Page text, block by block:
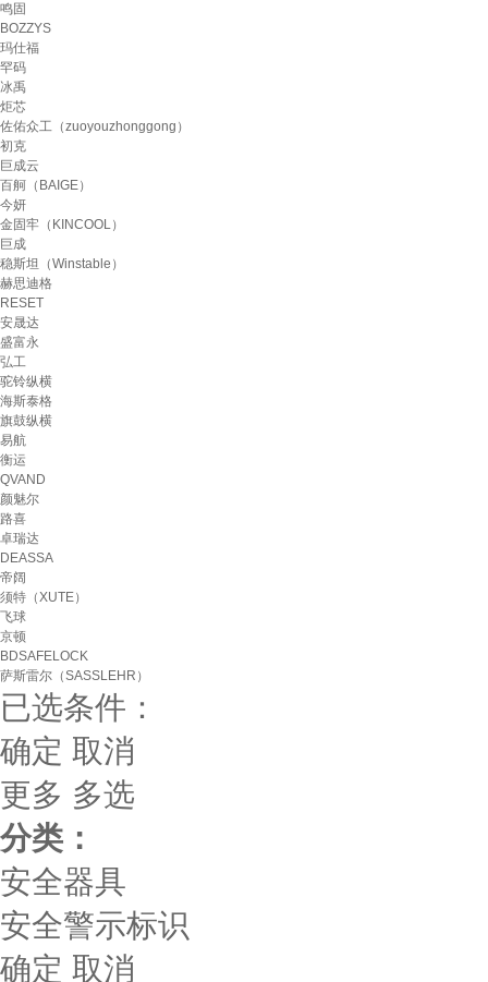
鸣固
BOZZYS
玛仕福
罕码
冰禹
炬芯
佐佑众工（zuoyouzhonggong）
初克
巨成云
百舸（BAIGE）
今妍
金固牢（KINCOOL）
巨成
稳斯坦（Winstable）
赫思迪格
RESET
安晟达
盛富永
弘工
驼铃纵横
海斯泰格
旗鼓纵横
易航
衡运
QVAND
颜魅尔
路喜
卓瑞达
DEASSA
帝阔
须特（XUTE）
飞球
京顿
BDSAFELOCK
萨斯雷尔（SASSLEHR）
已选条件：
确定 取消
更多 多选
分类：
安全器具
安全警示标识
确定 取消